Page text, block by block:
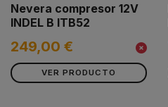
Nevera compresor 12V
INDEL B ITB52
249,00 €
VER PRODUCTO